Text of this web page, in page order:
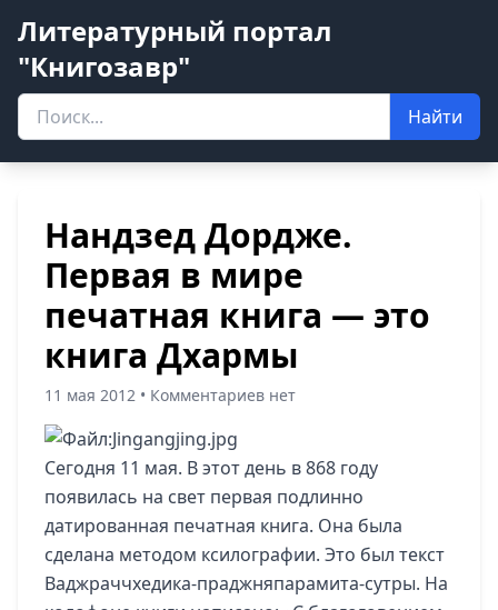
Литературный портал
"Книгозавр"
Найти
Нандзед Дордже.
Первая в мире
печатная книга — это
книга Дхармы
11 мая 2012 • Комментариев нет
Сегодня 11 мая. В этот день в 868 году
появилась на свет первая подлинно
датированная печатная книга. Она была
сделана методом ксилографии. Это был текст
Ваджраччхедика-праджняпарамита-сутры. На